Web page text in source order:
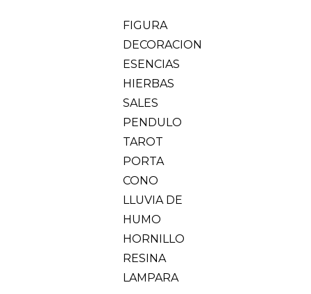
FIGURA
DECORACION
ESENCIAS
HIERBAS
SALES
PENDULO
TAROT
PORTA
CONO
LLUVIA DE
HUMO
HORNILLO
RESINA
LAMPARA